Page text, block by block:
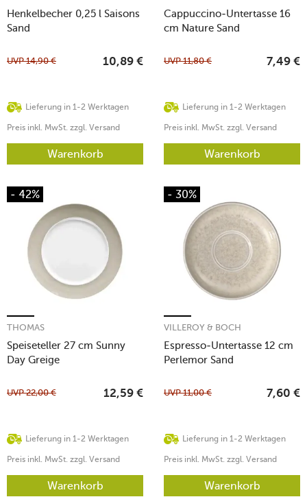
Henkelbecher 0,25 l Saisons
Sand
Lieferung in 1-2 Werktagen
UVP14,90 € 10,89 €
Preis inkl. MwSt. zzgl. Versand
Warenkorb
Cappuccino-Untertasse 16
cm Nature Sand
Lieferung in 1-2 Werktagen
UVP11,80 € 7,49 €
Preis inkl. MwSt. zzgl. Versand
Warenkorb
- 42%
Speiseteller 27 cm Sunny
Day Greige
THOMAS
Lieferung in 1-2 Werktagen
UVP22,00 € 12,59 €
Preis inkl. MwSt. zzgl. Versand
Warenkorb
- 30%
Espresso-Untertasse 12 cm
Perlemor Sand
VILLEROY & BOCH
Lieferung in 1-2 Werktagen
UVP11,00 € 7,60 €
Preis inkl. MwSt. zzgl. Versand
Warenkorb